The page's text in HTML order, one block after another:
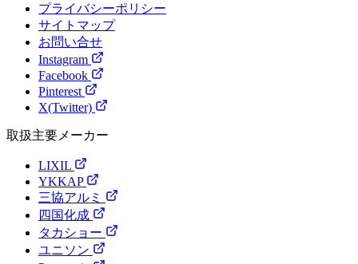
プライバシーポリシー
サイトマップ
お問い合せ
Instagram
Facebook
Pinterest
X(Twitter)
取扱主要メーカー
LIXIL
YKKAP
三協アルミ
四国化成
タカショー
ユニソン